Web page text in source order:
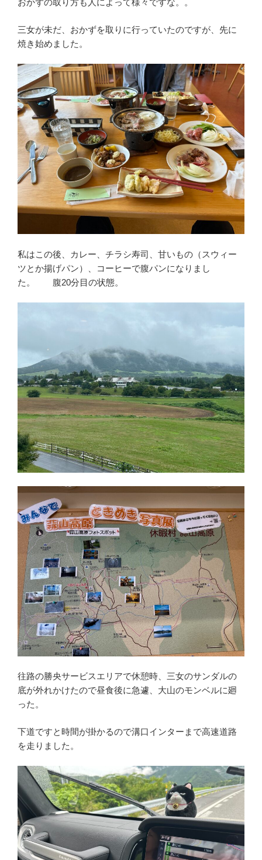
おかずの取り方も人によって様々ですな。。
三女が未だ、おかずを取りに行っていたのですが、先に
焼き始めました。
私はこの後、カレー、チラシ寿司、甘いもの（スウィー
ツとか揚げパン）、コーヒーで腹パンになりまし
た。 腹20分目の状態。
往路の勝央サービスエリアで休憩時、三女のサンダルの
底が外れかけたので昼食後に急遽、大山のモンベルに廻
った。
下道ですと時間が掛かるので溝口インターまで高速道路
を走りました。